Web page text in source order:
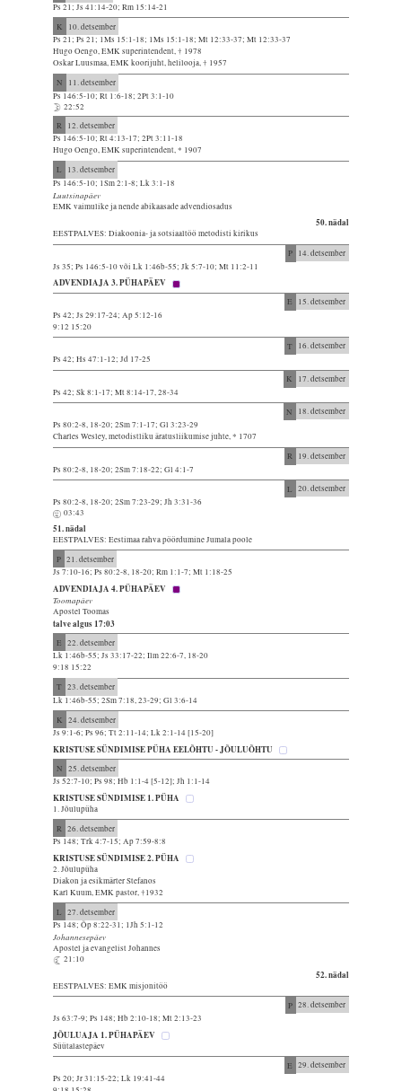
Ps 21; Js 41:14-20; Rm 15:14-21
K
10. detsember
Ps 21; Ps 21; 1Ms 15:1-18; 1Ms 15:1-18; Mt 12:33-37; Mt 12:33-37
Hugo Oengo, EMK superintendent, † 1978
Oskar Luusmaa, EMK koorijuht, helilooja, † 1957
N
11. detsember
Ps 146:5-10; Rt 1:6-18; 2Pt 3:1-10
22:52
R 12. detsember
Ps 146:5-10; Rt 4:13-17; 2Pt 3:11-18
Hugo Oengo, EMK superintendent, * 1907
L
13. detsember
Ps 146:5-10; 1Sm 2:1-8; Lk 3:1-18
Luutsinapäev
EMK vaimulike ja nende abikaasade advendiosadus
50. nädal
EESTPALVES: Diakoonia- ja sotsiaaltöö metodisti kirikus
P 14. detsember
Js 35; Ps 146:5-10 või Lk 1:46b-55; Jk 5:7-10; Mt 11:2-11
ADVENDIAJA 3. PÜHAPÄEV
E
15. detsember
Ps 42; Js 29:17-24; Ap 5:12-16
9:12 15:20
T
16. detsember
Ps 42; Hs 47:1-12; Jd 17-25
K
17. detsember
Ps 42; Sk 8:1-17; Mt 8:14-17, 28-34
N
18. detsember
Ps 80:2-8, 18-20; 2Sm 7:1-17; Gl 3:23-29
Charles Wesley, metodistliku äratusliikumise juhte, * 1707
R 19. detsember
Ps 80:2-8, 18-20; 2Sm 7:18-22; Gl 4:1-7
L 20. detsember
Ps 80:2-8, 18-20; 2Sm 7:23-29; Jh 3:31-36
03:43
51. nädal
EESTPALVES: Eestimaa rahva pöördumine Jumala poole
P 21. detsember
Js 7:10-16; Ps 80:2-8, 18-20; Rm 1:1-7; Mt 1:18-25
ADVENDIAJA 4. PÜHAPÄEV
Toomapäev
Apostel Toomas
talve algus 17:03
E 22. detsember
Lk 1:46b-55; Js 33:17-22; Ilm 22:6-7, 18-20
9:18 15:22
T 23. detsember
Lk 1:46b-55; 2Sm 7:18, 23-29; Gl 3:6-14
K 24. detsember
Js 9:1-6; Ps 96; Tt 2:11-14; Lk 2:1-14 [15-20]
KRISTUSE SÜNDIMISE PÜHA EELÕHTU - JÕULUÕHTU
N 25. detsember
Js 52:7-10; Ps 98; Hb 1:1-4 [5-12]; Jh 1:1-14
KRISTUSE SÜNDIMISE 1. PÜHA
1. Jõulupüha
R 26. detsember
Ps 148; Trk 4:7-15; Ap 7:59-8:8
KRISTUSE SÜNDIMISE 2. PÜHA
2. Jõulupüha
Diakon ja esikmärter Stefanos
Karl Kuum, EMK pastor, †1932
L 27. detsember
Ps 148; Õp 8:22-31; 1Jh 5:1-12
Johannesepäev
Apostel ja evangelist Johannes
21:10
52. nädal
EESTPALVES: EMK misjonitöö
P 28. detsember
Js 63:7-9; Ps 148; Hb 2:10-18; Mt 2:13-23
JÕULUAJA 1. PÜHAPÄEV
Süütalastepäev
E 29. detsember
Ps 20; Jr 31:15-22; Lk 19:41-44